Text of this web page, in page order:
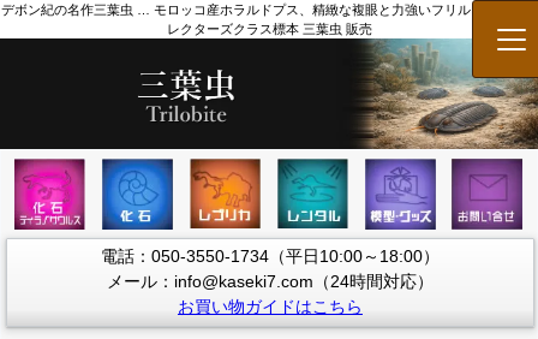
デボン紀の名作三葉虫 … モロッコ産ホラルドプス、精緻な複眼と力強いフリルを備えたコ
レクターズクラス標本 三葉虫 販売
メ
電話：050-3550-1734（平日10:00～18:00）
メール：info@kaseki7.com（24時間対応）
お買い物ガイドはこちら